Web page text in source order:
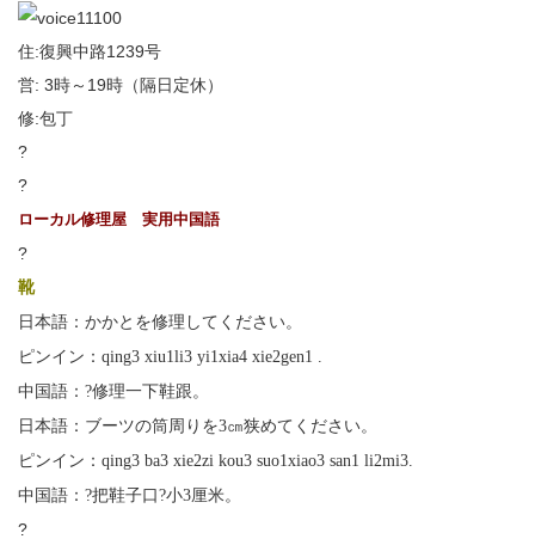
住:復興中路1239号
営: 3時～19時（隔日定休）
修:包丁
?
?
ローカル修理屋 実用中国語
?
靴
日本語：かかとを修理してください。
ピンイン：qing3 xiu1li3 yi1xia4 xie2gen1 .
中国語：?修理一下鞋跟。
日本語：ブーツの筒周りを3㎝狭めてください。
ピンイン：qing3 ba3 xie2zi kou3 suo1xiao3 san1 li2mi3.
中国語：?把鞋子口?小3厘米。
?